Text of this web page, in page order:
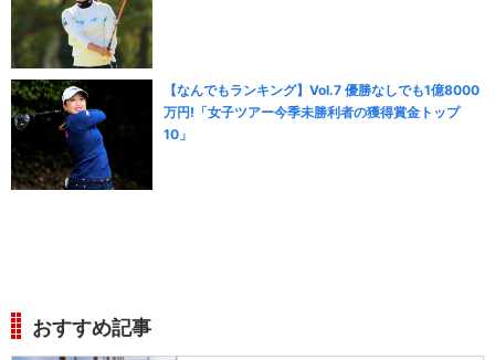
【なんでもランキング】Vol.7 優勝なしでも1億8000
万円!「女子ツアー今季未勝利者の獲得賞金トップ
10」
おすすめ記事